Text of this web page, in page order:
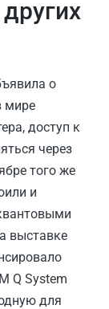
о
мире
доступ к
через
того же
и
выставке
Q System
для